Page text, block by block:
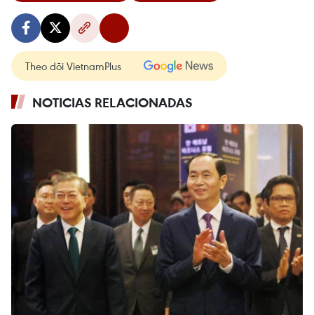
Theo dõi VietnamPlus
NOTICIAS RELACIONADAS